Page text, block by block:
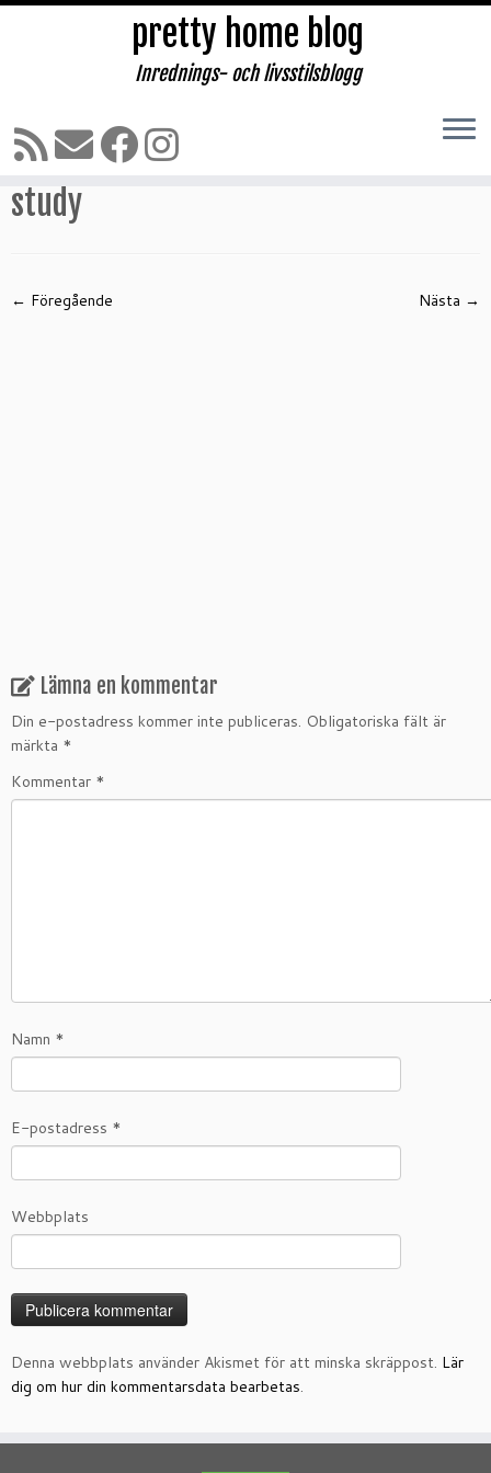
Hoppa
till
pretty home blog
Inrednings- och livsstilsblogg
Hem » Kontor » study
study
← Föregående Nästa →
Lämna en kommentar
Din e-postadress kommer inte publiceras. Obligatoriska fält är
märkta *
Kommentar *
Namn *
E-postadress *
Webbplats
Denna webbplats använder Akismet för att minska skräppost. Lär
dig om hur din kommentarsdata bearbetas.